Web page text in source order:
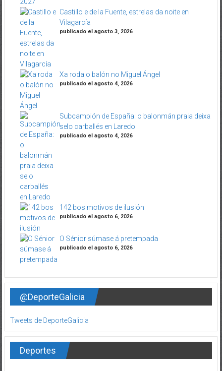
Castillo e de la Fuente, estrelas da noite en
Vilagarcía
publicado el agosto 3, 2026
Xa roda o balón no Miguel Ángel
publicado el agosto 4, 2026
Subcampión de España: o balonmán praia deixa
selo carballés en Laredo
publicado el agosto 4, 2026
142 bos motivos de ilusión
publicado el agosto 6, 2026
O Sénior súmase á pretempada
publicado el agosto 6, 2026
@DeporteGalicia
Tweets de DeporteGalicia
Deportes